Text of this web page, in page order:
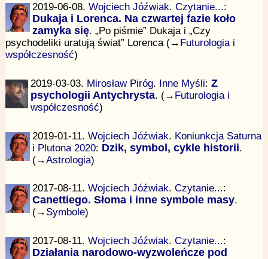
2019-06-08. Wojciech Jóźwiak. Czytanie...:
Dukaja i Lorenca. Na czwartej fazie koło
zamyka się. „Po piśmie” Dukaja i „Czy
psychodeliki uratują świat” Lorenca (→ Futurologia i
współczesność)
2019-03-03. Mirosław Piróg. Inne Myśli: Z
psychologii Antychrysta. (→ Futurologia i
współczesność)
2019-01-11. Wojciech Jóźwiak. Koniunkcja Saturna
i Plutona 2020: Dzik, symbol, cykle historii.
(→Astrologia)
2017-08-11. Wojciech Jóźwiak. Czytanie...:
Canettiego. Słoma i inne symbole masy.
(→ Symbole)
2017-08-11. Wojciech Jóźwiak. Czytanie...:
Działania narodowo-wyzwoleńcze pod